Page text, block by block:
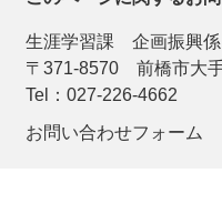
生涯学習課
企画振興係
〒371-8570
前橋市大
Tel：027-226-4662
お問い合わせフォーム